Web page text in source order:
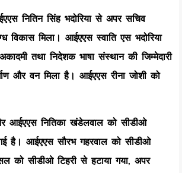
नितिन सिंह भदोरिया से अपर सचिव
मिला। आईएएस स्वाति एस भदोरिया
तथा निदेशक भाषा संस्थान की जिम्मेदारी
और वन मिला है। आईएएस रीना जोशी को
आईएएस नितिका खंडेलवाल को सीडीओ
है। आईएएस सौरभ गहरवाल को सीडीओ
को सीडीओ टिहरी से हटाया गया, अपर